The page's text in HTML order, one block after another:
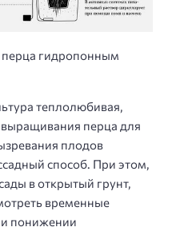
гидропонным
теплолюбивая,
перца для
плодов
способ. При этом,
в открытый грунт,
временные
понижении